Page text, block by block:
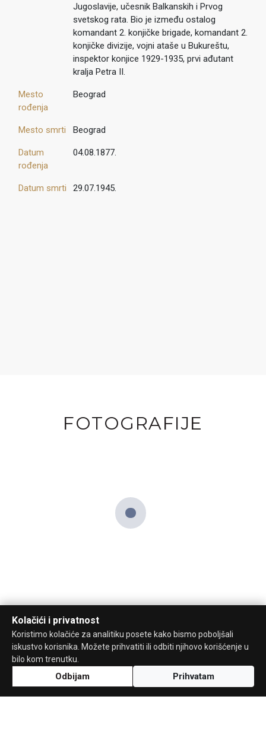
Jugoslavije, učesnik Balkanskih i Prvog
svetskog rata. Bio je između ostalog
komandant 2. konjičke brigade, komandant 2.
konjičke divizije, vojni ataše u Bukureštu,
inspektor konjice 1929-1935, prvi ađutant
kralja Petra II.
Mesto
rođenja
Beograd
Mesto smrti Beograd
Datum
rođenja
04.08.1877.
Datum smrti 29.07.1945.
FOTOGRAFIJE
Kolačići i privatnost
Koristimo kolačiće za analitiku posete kako bismo poboljšali
iskustvo korisnika. Možete prihvatiti ili odbiti njihovo korišćenje u
bilo kom trenutku.
Odbijam Prihvatam